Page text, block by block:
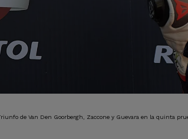
NAVEGACIÓN
de Van Den Goorbergh, Zaccone y Guevara en la quinta